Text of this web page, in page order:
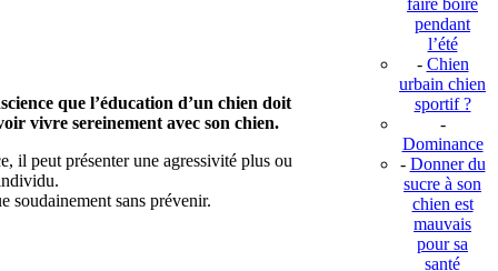
que l’éducation d’un chien doit
vivre sereinement avec son chien.
il peut présenter une agressivité plus ou
soudainement sans prévenir.
faire boire
pendant
l’été
- Chien
urbain chien
sportif ?
-
Dominance
- Donner du
sucre à son
chien est
mauvais
pour sa
santé